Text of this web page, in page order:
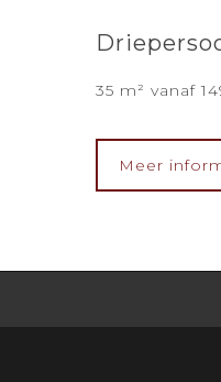
35 m² vanaf
Meer